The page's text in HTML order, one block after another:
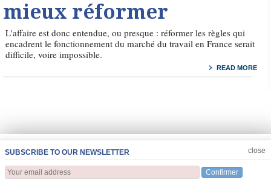
mieux réformer
L'affaire est donc entendue, ou presque : réformer les règles qui
encadrent le fonctionnement du marché du travail en France serait
difficile, voire impossible.
READ MORE
SUBSCRIBE TO OUR NEWSLETTER
Confirmer
close
JOIN US CLOSE